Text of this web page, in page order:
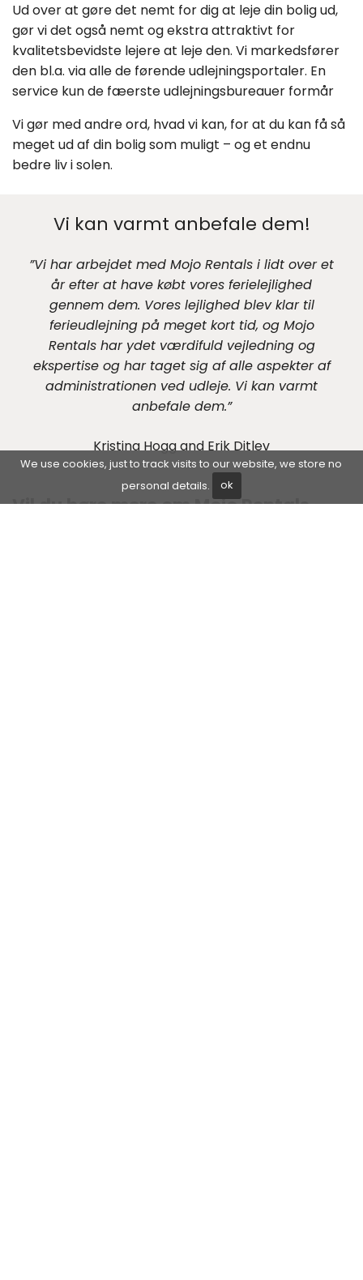
Ud over at gøre det nemt for dig at leje din bolig ud,
gør vi det også nemt og ekstra attraktivt for
kvalitetsbevidste lejere at leje den. Vi markedsfører
den bl.a. via alle de førende udlejningsportaler. En
service kun de fæerste udlejningsbureauer formår
Vi gør med andre ord, hvad vi kan, for at du kan få så
meget ud af din bolig som muligt – og et endnu
bedre liv i solen.
Vi kan varmt anbefale dem!
”Vi har arbejdet med Mojo Rentals i lidt over et
år efter at have købt vores ferielejlighed
gennem dem. Vores lejlighed blev klar til
ferieudlejning på meget kort tid, og Mojo
Rentals har ydet værdifuld vejledning og
ekspertise og har taget sig af alle aspekter af
administrationen ved udleje. Vi kan varmt
anbefale dem.”
Kristina Hogg and Erik Ditlev
Vil du høre mere om Mojo Rentals –
We use cookies, just to track visits to our website, we store no
personal details.
ok